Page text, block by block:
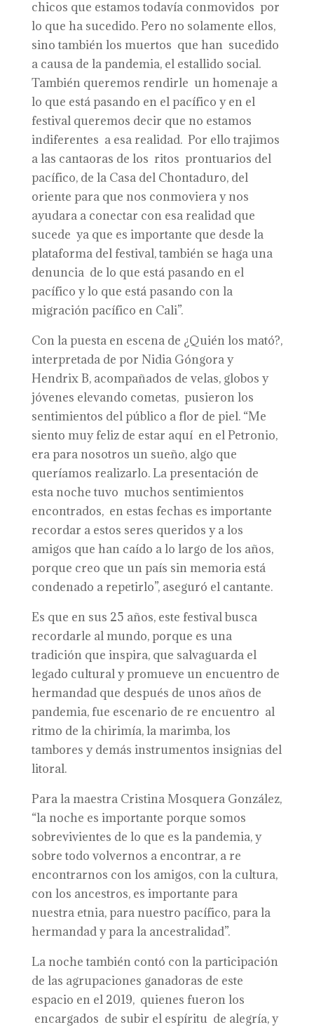
chicos que estamos todavía conmovidos por
lo que ha sucedido. Pero no solamente ellos,
sino también los muertos que han sucedido
a causa de la pandemia, el estallido social.
También queremos rendirle un homenaje a
lo que está pasando en el pacífico y en el
festival queremos decir que no estamos
indiferentes a esa realidad. Por ello trajimos
a las cantaoras de los ritos prontuarios del
pacífico, de la Casa del Chontaduro, del
oriente para que nos conmoviera y nos
ayudara a conectar con esa realidad que
sucede ya que es importante que desde la
plataforma del festival, también se haga una
denuncia de lo que está pasando en el
pacífico y lo que está pasando con la
migración pacífico en Cali”.
Con la puesta en escena de ¿Quién los mató?,
interpretada de por Nidia Góngora y
Hendrix B, acompañados de velas, globos y
jóvenes elevando cometas, pusieron los
sentimientos del público a flor de piel. “Me
siento muy feliz de estar aquí en el Petronio,
era para nosotros un sueño, algo que
queríamos realizarlo. La presentación de
esta noche tuvo muchos sentimientos
encontrados, en estas fechas es importante
recordar a estos seres queridos y a los
amigos que han caído a lo largo de los años,
porque creo que un país sin memoria está
condenado a repetirlo”, aseguró el cantante.
Es que en sus 25 años, este festival busca
recordarle al mundo, porque es una
tradición que inspira, que salvaguarda el
legado cultural y promueve un encuentro de
hermandad que después de unos años de
pandemia, fue escenario de re encuentro al
ritmo de la chirimía, la marimba, los
tambores y demás instrumentos insignias del
litoral.
Para la maestra Cristina Mosquera González,
“la noche es importante porque somos
sobrevivientes de lo que es la pandemia, y
sobre todo volvernos a encontrar, a re
encontrarnos con los amigos, con la cultura,
con los ancestros, es importante para
nuestra etnia, para nuestro pacífico, para la
hermandad y para la ancestralidad”.
La noche también contó con la participación
de las agrupaciones ganadoras de este
espacio en el 2019, quienes fueron los
encargados de subir el espíritu de alegría, y